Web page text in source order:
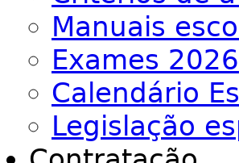
Manuais
Exames 2026
Calendário
Legislação